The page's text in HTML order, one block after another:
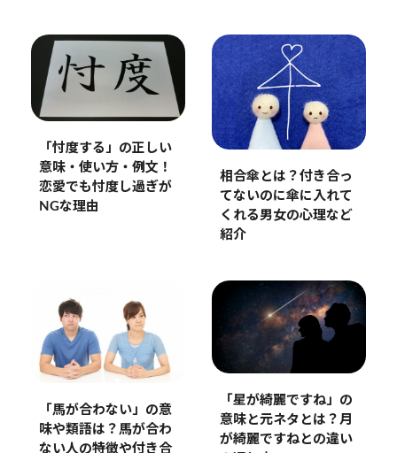
「忖度する」の正しい
意味・使い方・例文！
恋愛でも忖度し過ぎが
NGな理由
相合傘とは？付き合っ
てないのに傘に入れて
くれる男女の心理など
紹介
「馬が合わない」の意
味や類語は？馬が合わ
ない人の特徴や付き合
「星が綺麗ですね」の
意味と元ネタとは？月
が綺麗ですねとの違い